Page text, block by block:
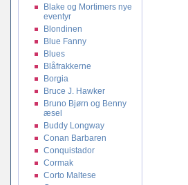
Blake og Mortimers nye
eventyr
Blondinen
Blue Fanny
Blues
Blåfrakkerne
Borgia
Bruce J. Hawker
Bruno Bjørn og Benny
æsel
Buddy Longway
Conan Barbaren
Conquistador
Cormak
Corto Maltese